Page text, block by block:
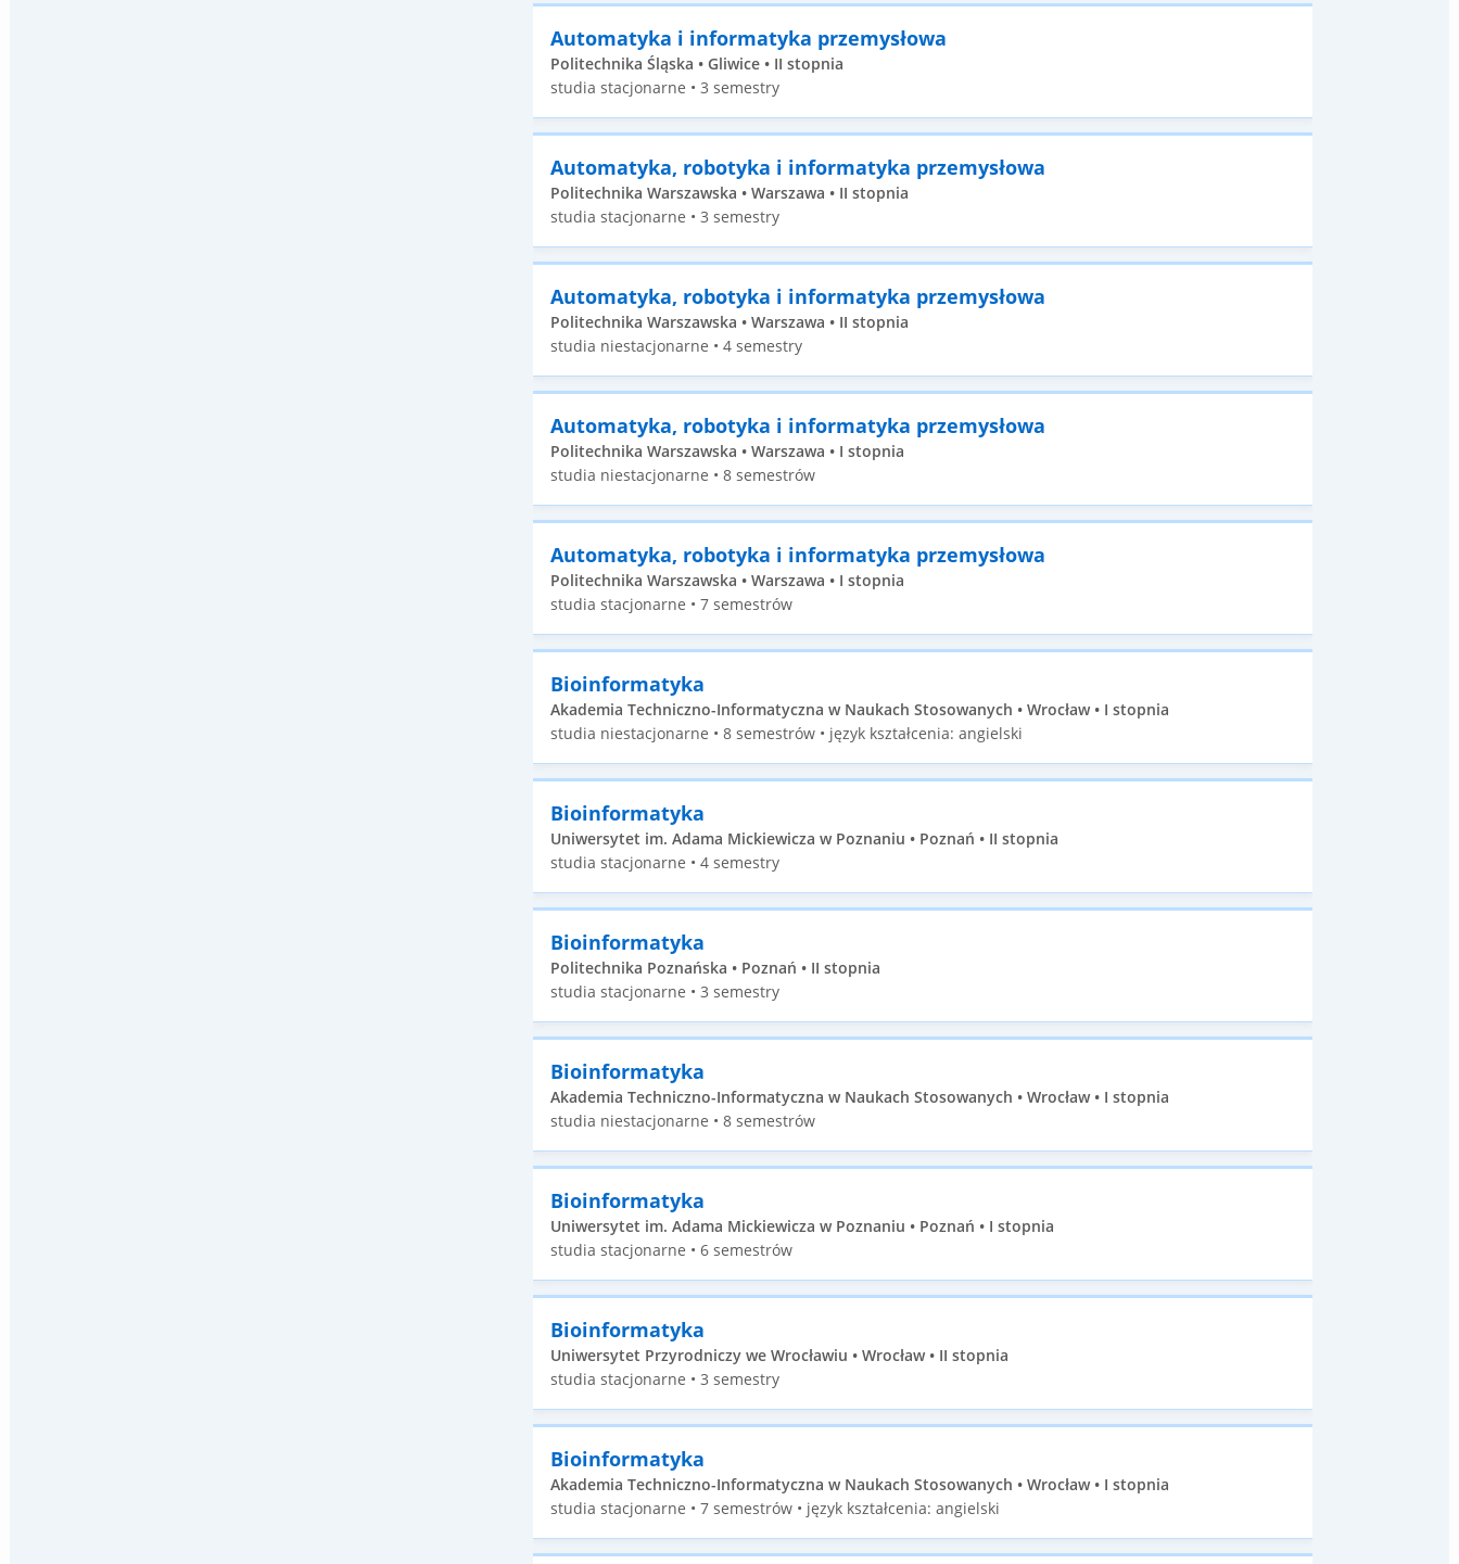
Automatyka i informatyka przemysłowa
Politechnika Śląska • Gliwice • II stopnia
studia stacjonarne • 3 semestry
Automatyka, robotyka i informatyka przemysłowa
Politechnika Warszawska • Warszawa • II stopnia
studia stacjonarne • 3 semestry
Automatyka, robotyka i informatyka przemysłowa
Politechnika Warszawska • Warszawa • II stopnia
studia niestacjonarne • 4 semestry
Automatyka, robotyka i informatyka przemysłowa
Politechnika Warszawska • Warszawa • I stopnia
studia niestacjonarne • 8 semestrów
Automatyka, robotyka i informatyka przemysłowa
Politechnika Warszawska • Warszawa • I stopnia
studia stacjonarne • 7 semestrów
Bioinformatyka
Akademia Techniczno-Informatyczna w Naukach Stosowanych • Wrocław • I stopnia
studia niestacjonarne • 8 semestrów • język kształcenia: angielski
Bioinformatyka
Uniwersytet im. Adama Mickiewicza w Poznaniu • Poznań • II stopnia
studia stacjonarne • 4 semestry
Bioinformatyka
Politechnika Poznańska • Poznań • II stopnia
studia stacjonarne • 3 semestry
Bioinformatyka
Akademia Techniczno-Informatyczna w Naukach Stosowanych • Wrocław • I stopnia
studia niestacjonarne • 8 semestrów
Bioinformatyka
Uniwersytet im. Adama Mickiewicza w Poznaniu • Poznań • I stopnia
studia stacjonarne • 6 semestrów
Bioinformatyka
Uniwersytet Przyrodniczy we Wrocławiu • Wrocław • II stopnia
studia stacjonarne • 3 semestry
Bioinformatyka
Akademia Techniczno-Informatyczna w Naukach Stosowanych • Wrocław • I stopnia
studia stacjonarne • 7 semestrów • język kształcenia: angielski